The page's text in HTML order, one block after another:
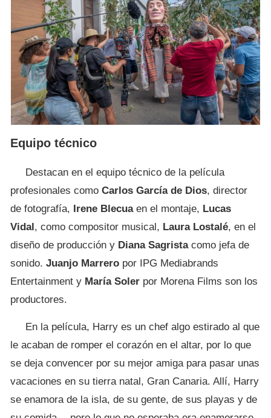
Equipo técnico
Destacan en el equipo técnico de la película
profesionales como Carlos García de Dios, director
de fotografía, Irene Blecua en el montaje, Lucas
Vidal, como compositor musical, Laura Lostalé, en el
diseño de producción y Diana Sagrista como jefa de
sonido. Juanjo Marrero por IPG Mediabrands
Entertainment y María Soler por Morena Films son los
productores.
En la película, Harry es un chef algo estirado al que
le acaban de romper el corazón en el altar, por lo que
se deja convencer por su mejor amiga para pasar unas
vacaciones en su tierra natal, Gran Canaria. Allí, Harry
se enamora de la isla, de su gente, de sus playas y de